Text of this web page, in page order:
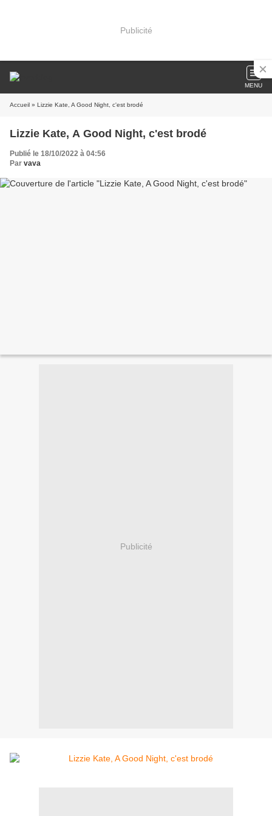
Publicité
MENU
Accueil » Lizzie Kate, A Good Night, c'est brodé
Lizzie Kate, A Good Night, c'est brodé
Publié le 18/10/2022 à 04:56
Par vava
Publicité